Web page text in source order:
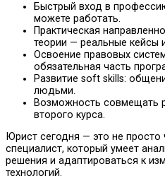
Быстрый вход в
можете работать.
Практическая
теории — реальные кейсы
Освоение правовых
обязательная часть
Развитие soft skills:
людьми.
Возможность совмещать
второго курса.
Юрист сегодня — это не
специалист, который умеет
решения и адаптироваться к
технологий.